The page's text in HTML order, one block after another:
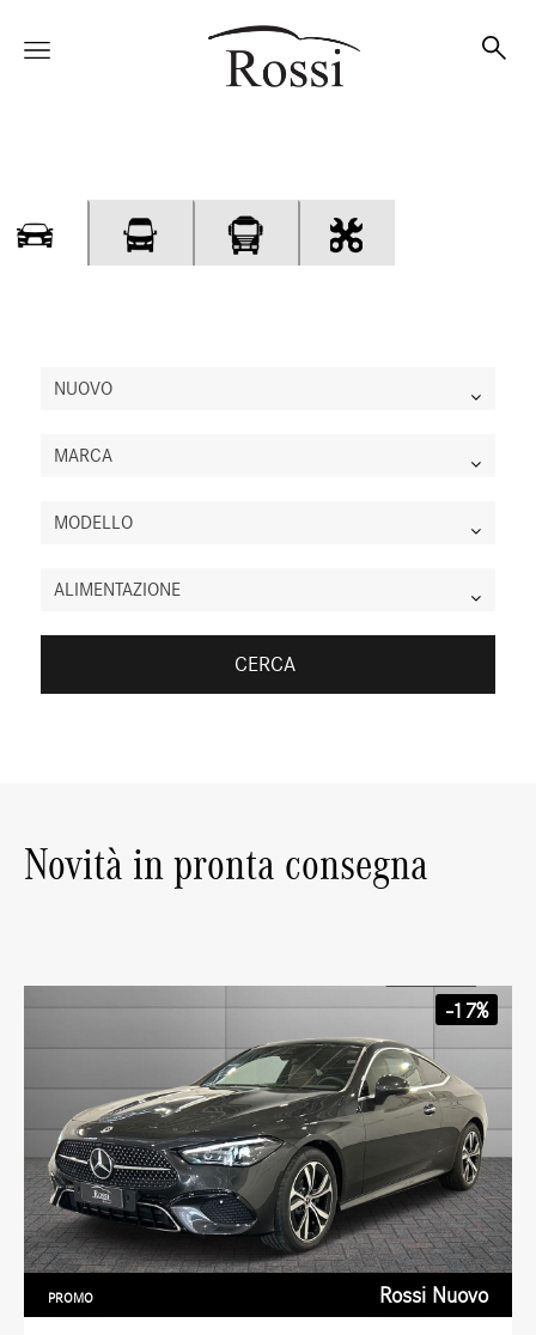
Veicoli
Officina
Accessori e Collection
NUOVO
MARCA
MODELLO
ALIMENTAZIONE
CERCA
Novità in pronta consegna
PROMO Rossi Nuovo
-17%